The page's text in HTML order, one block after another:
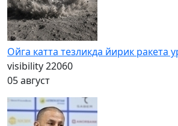
Ойга катта тезликда йирик ракета
visibility22060
05 август